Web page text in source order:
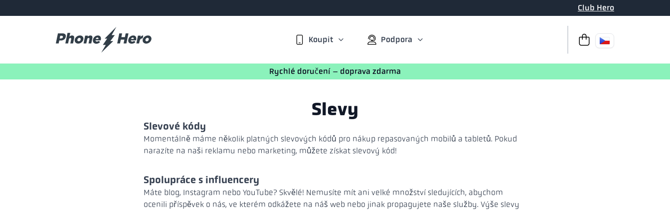
Club Hero
Koupit Podpora
K pokladně Váš košík je
Rychlé doručení – doprava zdarma
Slevy
Slevové kódy
Momentálně máme několik platných slevových kódů pro nákup repasovaných mobilů a tabletů. Pokud
narazíte na naši reklamu nebo marketing, můžete získat slevový kód!
Spolupráce s influencery
Máte blog, Instagram nebo YouTube? Skvělé! Nemusíte mít ani velké množství sledujících, abychom
ocenili příspěvek o nás, ve kterém odkážete na náš web nebo jinak propagujete naše služby. Výše slevy